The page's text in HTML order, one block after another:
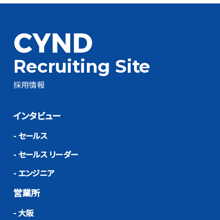
Recruiting Site
採用情報
インタビュー
- セールス
- セールス リーダー
- エンジニア
営業所
- 大阪